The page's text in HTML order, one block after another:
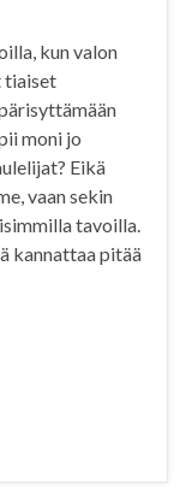
kun valon
tiaiset
moni jo
Eikä
vaan sekin
tavoilla.
kannattaa pitää